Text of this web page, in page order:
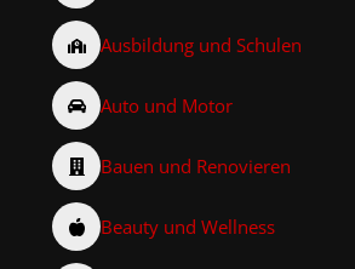
Ausbildung und Schulen
Auto und Motor
Bauen und Renovieren
Beauty und Wellness